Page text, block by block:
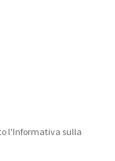
l'Informativa sulla